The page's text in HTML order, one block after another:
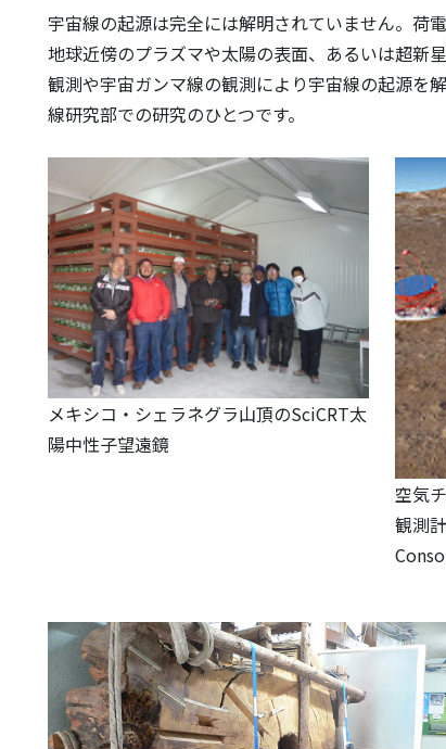
宇宙線の起源は完全には解明されていません。荷
地球近傍のプラズマや太陽の表面、あるいは超新
観測や宇宙ガンマ線の観測により宇宙線の起源を
線研究部での研究のひとつです。
メキシコ・シェラネグラ山頂のSciCRT太
陽中性子望遠鏡
空気
観測